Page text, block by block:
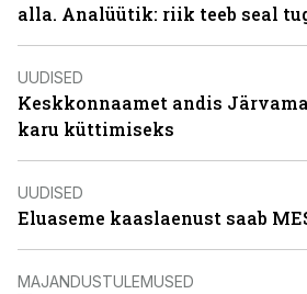
alla. Analüütik: riik teeb seal
UUDISED
Keskkonnaamet andis
karu küttimiseks
UUDISED
Eluaseme kaaslaenust saab
MAJANDUSTULEMUSED